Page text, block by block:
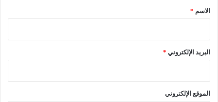
خ
ا
ف
ت
ح
ج
ل
ؤ
*الاسم *
البريد الإلكتروني *
الموقع الإلكتروني